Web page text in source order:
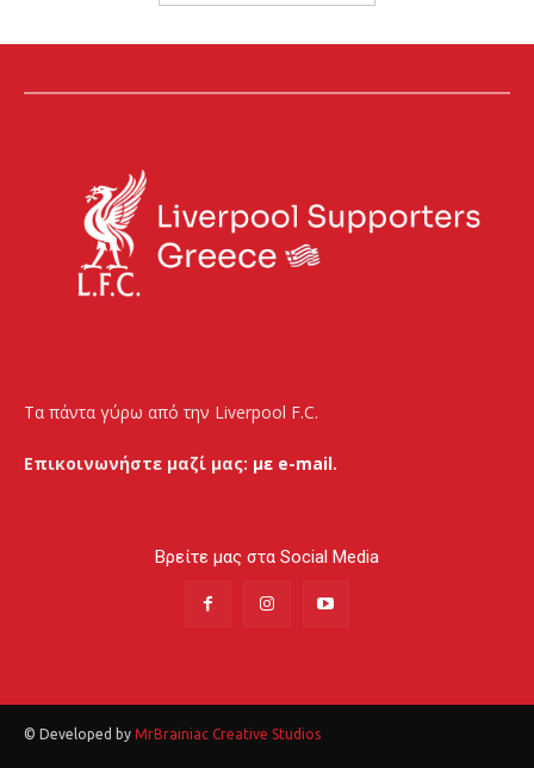
Τα πάντα γύρω από την Liverpool F.C.
Επικοινωνήστε μαζί μας: με e-mail.
Βρείτε μας στα Social Media
© Developed by MrBrainiac Creative Studios